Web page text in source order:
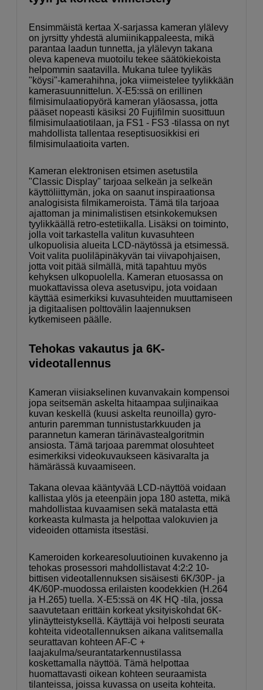
Ensimmäistä kertaa X-sarjassa kameran ylälevy
on jyrsitty yhdestä alumiinikappaleesta, mikä
parantaa laadun tunnetta, ja ylälevyn takana
oleva kapeneva muotoilu tekee säätökiekoista
helpommin saatavilla. Mukana tulee tyylikäs
"köysi"-kamerahihna, joka viimeistelee tyylikkään
kamerasuunnittelun. X-E5:ssä on erillinen
filmisimulaatiopyörä kameran yläosassa, jotta
pääset nopeasti käsiksi 20 Fujifilmin suosittuun
filmisimulaatiotilaan, ja FS1 - FS3 -tilassa on nyt
mahdollista tallentaa reseptisuosikkisi eri
filmisimulaatioita varten.
Kameran elektronisen etsimen asetustila
"Classic Display" tarjoaa selkeän ja selkeän
käyttöliittymän, joka on saanut inspiraationsa
analogisista filmikameroista. Tämä tila tarjoaa
ajattoman ja minimalistisen etsinkokemuksen
tyylikkäällä retro-estetiikalla. Lisäksi on toiminto,
jolla voit tarkastella valitun kuvasuhteen
ulkopuolisia alueita LCD-näytössä ja etsimessä.
Voit valita puoliläpinäkyvän tai viivapohjaisen,
jotta voit pitää silmällä, mitä tapahtuu myös
kehyksen ulkopuolella. Kameran etuosassa on
muokattavissa oleva asetusvipu, jota voidaan
käyttää esimerkiksi kuvasuhteiden muuttamiseen
ja digitaalisen polttovälin laajennuksen
kytkemiseen päälle.
Tehokas vakautus ja 6K-
videotallennus
Kameran viisiakselinen kuvanvakain kompensoi
jopa seitsemän askelta hitaampaa suljinaikaa
kuvan keskellä (kuusi askelta reunoilla) gyro-
anturin paremman tunnistustarkkuuden ja
parannetun kameran tärinävastealgoritmin
ansiosta. Tämä tarjoaa paremmat olosuhteet
esimerkiksi videokuvaukseen käsivaralta ja
hämärässä kuvaamiseen.
Takana olevaa kääntyvää LCD-näyttöä voidaan
kallistaa ylös ja eteenpäin jopa 180 astetta, mikä
mahdollistaa kuvaamisen sekä matalasta että
korkeasta kulmasta ja helpottaa valokuvien ja
videoiden ottamista itsestäsi.
Kameroiden korkearesoluutioinen kuvakenno ja
tehokas prosessori mahdollistavat 4:2:2 10-
bittisen videotallennuksen sisäisesti 6K/30P- ja
4K/60P-muodossa erilaisten koodekkien (H.264
ja H.265) tuella. X-E5:ssä on 4K HQ -tila, jossa
saavutetaan erittäin korkeat yksityiskohdat 6K-
ylinäytteistyksellä. Käyttäjä voi helposti seurata
kohteita videotallennuksen aikana valitsemalla
seurattavan kohteen AF-C +
laajakulma/seurantatarkennustilassa
koskettamalla näyttöä. Tämä helpottaa
huomattavasti oikean kohteen seuraamista
tilanteissa, joissa kuvassa on useita kohteita.